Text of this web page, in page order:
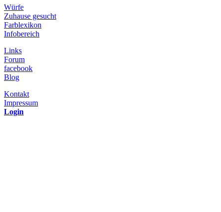
Würfe
Zuhause gesucht
Farblexikon
Infobereich
Links
Forum
facebook
Blog
Kontakt
Impressum
Login